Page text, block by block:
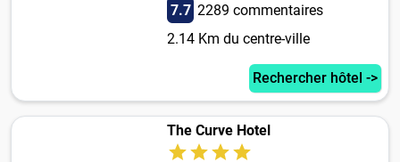
7.7 2289 commentaires
2.14 Km du centre-ville
Rechercher hôtel ->
The Curve Hotel